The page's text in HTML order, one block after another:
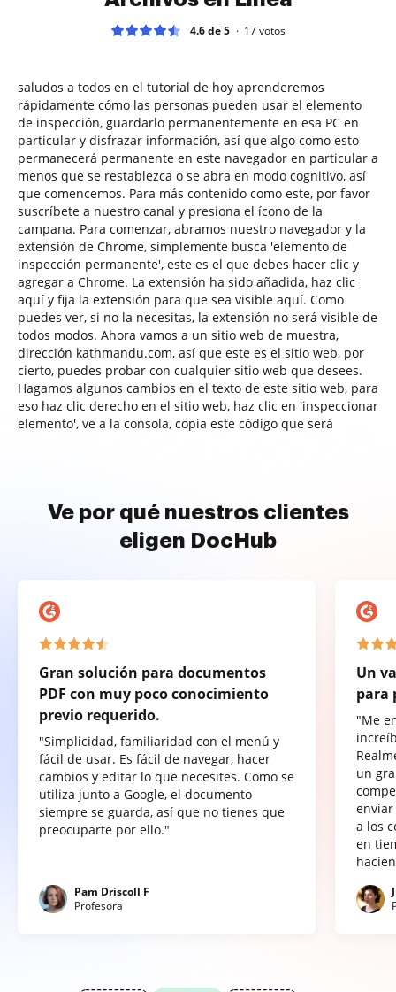
4.6 de 5 17votos
saludos a todos en el tutorial de hoy aprenderemos
rápidamente cómo las personas pueden usar el elemento
de inspección, guardarlo permanentemente en esa PC en
particular y disfrazar información, así que algo como esto
permanecerá permanente en este navegador en particular a
menos que se restablezca o se abra en modo cognitivo, así
que comencemos. Para más contenido como este, por favor
suscríbete a nuestro canal y presiona el ícono de la
campana. Para comenzar, abramos nuestro navegador y la
extensión de Chrome, simplemente busca 'elemento de
inspección permanente', este es el que debes hacer clic y
agregar a Chrome. La extensión ha sido añadida, haz clic
aquí y fija la extensión para que sea visible aquí. Como
puedes ver, si no la necesitas, la extensión no será visible de
todos modos. Ahora vamos a un sitio web de muestra,
dirección kathmandu.com, así que este es el sitio web, por
cierto, puedes probar con cualquier sitio web que desees.
Hagamos algunos cambios en el texto de este sitio web, para
eso haz clic derecho en el sitio web, haz clic en 'inspeccionar
elemento', ve a la consola, copia este código que será
Ve por qué nuestros clientes
eligen DocHub
Gran solución para documentos
PDF con muy poco conocimiento
previo requerido.
"Simplicidad, familiaridad con el menú y
fácil de usar. Es fácil de navegar, hacer
cambios y editar lo que necesites. Como se
utiliza junto a Google, el documento
siempre se guarda, así que no tienes que
preocuparte por ello."
Pam Driscoll F
Profesora
Un
para
"Me
un
a los
en